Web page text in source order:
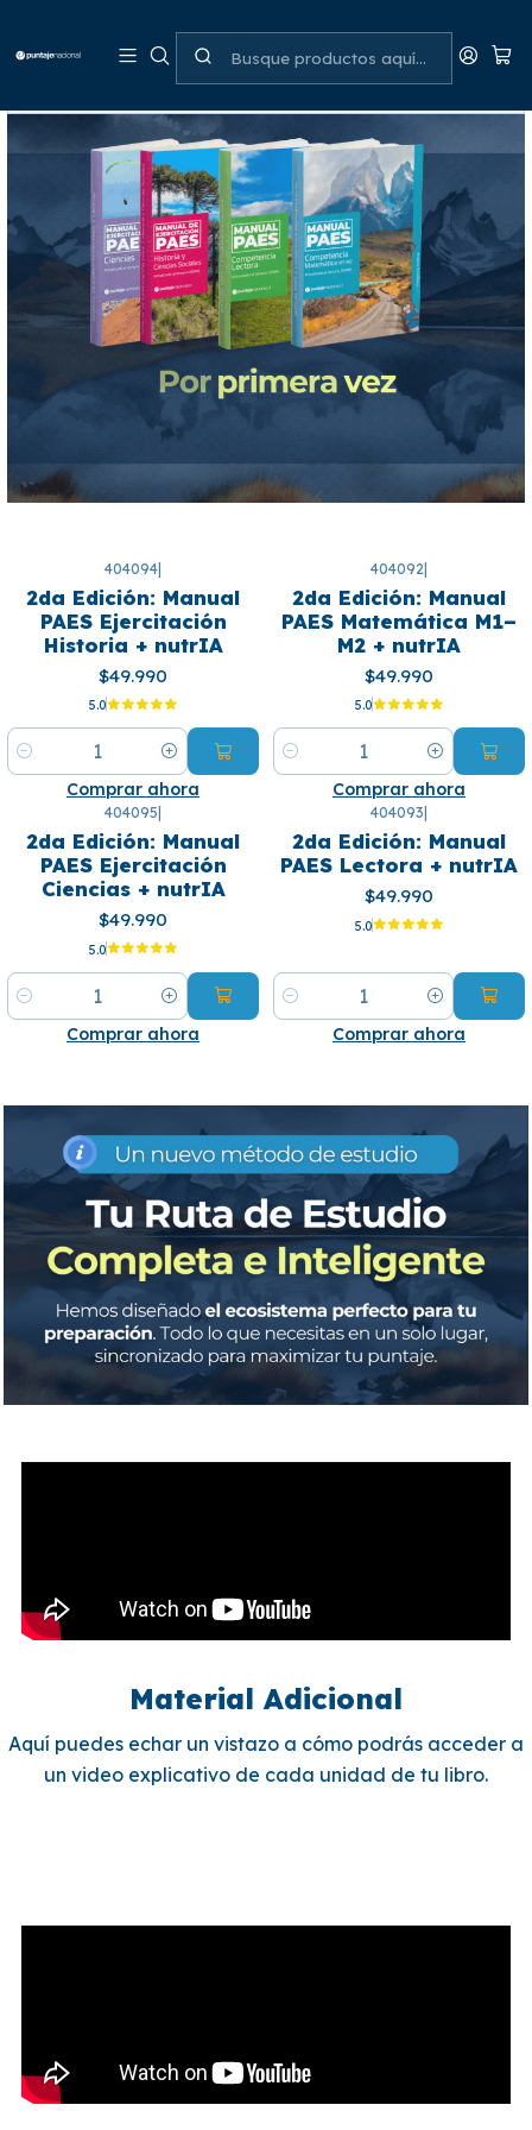
404094
2da Edición: Manual
PAES Ejercitación
Historia + nutrIA
$49.990
5.0
Cantidad
Comprar ahora
404092
2da Edición: Manual
PAES Matemática M1–
M2 + nutrIA
$49.990
5.0
Cantidad
Comprar ahora
404095
2da Edición: Manual
PAES Ejercitación
Ciencias + nutrIA
$49.990
5.0
Cantidad
Comprar ahora
404093
2da Edición: Manual
PAES Lectora + nutrIA
$49.990
5.0
Cantidad
Comprar ahora
Material Adicional
Aquí puedes echar un vistazo a cómo podrás acceder a
un video explicativo de cada unidad de tu libro.